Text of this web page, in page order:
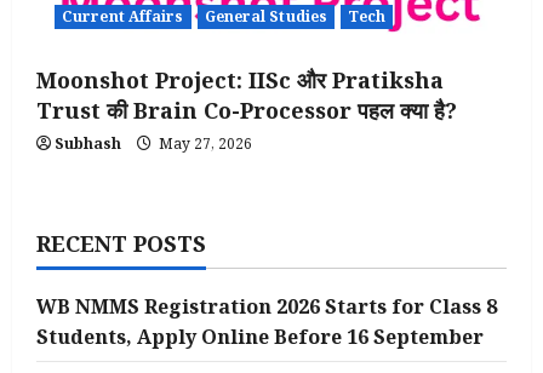
Current Affairs General Studies Tech
Moonshot Project: IISc और Pratiksha
Trust की Brain Co-Processor पहल क्या है?
Subhash May 27, 2026
RECENT POSTS
WB NMMS Registration 2026 Starts for Class 8
Students, Apply Online Before 16 September